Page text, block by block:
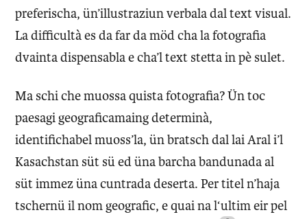
preferischa, ün’illustraziun verbala dal text visual.
La difficultà es da far da möd cha la fotografia
dvainta dispensabla e cha’l text stetta in pè sulet.
Ma schi che muossa quista fotografia? Ün toc
paesagi geograficamaing determinà,
identifichabel muoss’la, ün bratsch dal lai Aral i’l
Kasachstan süt sü ed üna barcha bandunada al
süt immez üna cuntrada deserta. Per titel n’haja
tschernü il nom geografic, e quai na l‘ultim eir pel